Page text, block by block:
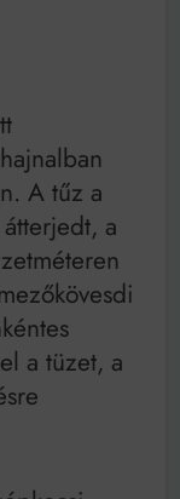
A tűz a
a
a tüzet, a